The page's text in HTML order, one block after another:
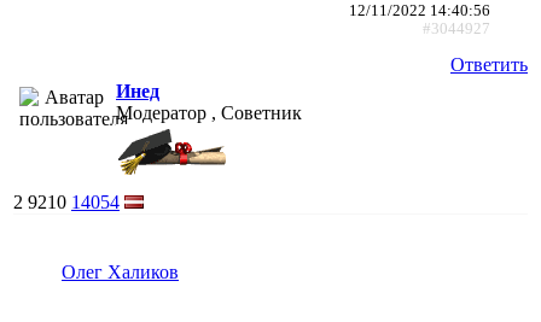
12/11/2022 14:40:56
#3044927
Ответить
Инед
Модератор , Советник
2 9210 14054
Олег Халиков